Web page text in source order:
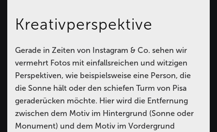
Kreativperspektive
Gerade in Zeiten von Instagram & Co. sehen wir
vermehrt Fotos mit einfallsreichen und witzigen
Perspektiven, wie beispielsweise eine Person, die
die Sonne hält oder den schiefen Turm von Pisa
geraderücken möchte. Hier wird die Entfernung
zwischen dem Motiv im Hintergrund (Sonne oder
Monument) und dem Motiv im Vordergrund